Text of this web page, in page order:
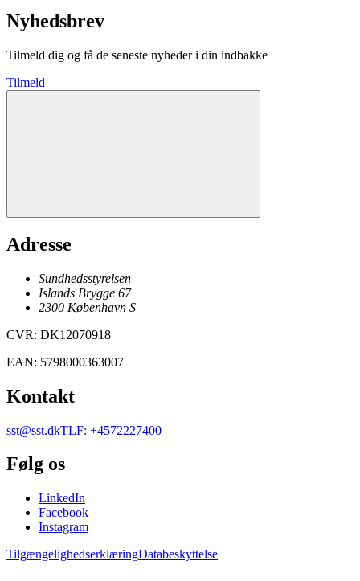
Nyhedsbrev
Tilmeld dig og få de seneste nyheder i din indbakke
Tilmeld
Adresse
Sundhedsstyrelsen
Islands Brygge 67
2300 København S
CVR: DK12070918
EAN: 5798000363007
Kontakt
sst@sst.dkTLF: +4572227400
Følg os
LinkedIn
Facebook
Instagram
TilgængelighedserklæringDatabeskyttelse